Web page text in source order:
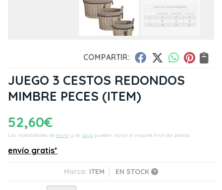
COMPARTIR:
JUEGO 3 CESTOS REDONDOS
MIMBRE PECES (ITEM)
52,60€
Las modalidades de envío y de pago pueden variar el importe final del pedido.
envío gratis*
Marca: ITEM EN STOCK